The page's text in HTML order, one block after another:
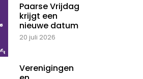
Paarse Vrijdag
krijgt een
nieuwe datum
20 juli 2026
Verenigingen